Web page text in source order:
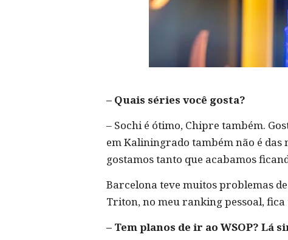
– Quais séries você gosta?
– Sochi é ótimo, Chipre também.
em Kaliningrado também não é das
gostamos tanto que acabamos
Barcelona teve muitos problemas
Triton, no meu ranking pessoal,
– Tem planos de ir ao WSOP?